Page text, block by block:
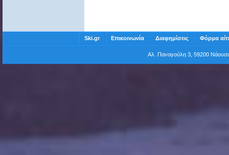
Ski.gr Επικοινωνία Διαφημίσεις Φόρμα
Αλ. Παναγούλη 3, 59200